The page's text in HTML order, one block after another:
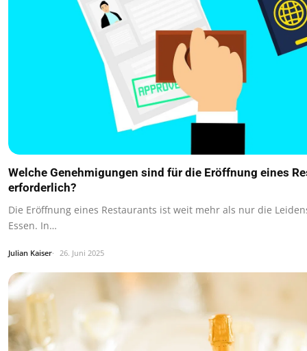
Welche Genehmigungen sind für die Eröffnung eines
erforderlich?
Die Eröffnung eines Restaurants ist weit mehr als nur die
Essen. In…
Julian Kaiser 26. Juni 2025